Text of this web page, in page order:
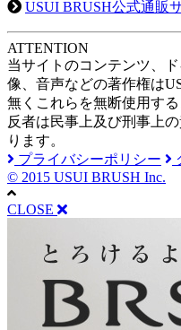
USUI BRUSH公式通販
ATTENTION
当サイトのコンテンツ、
像、音声などの著作権は
無くこれらを無断使用す
反者は民事上及び刑事上
ります。
プライバシーポリシー
© 2015 USUI BRUSH Inc.
CLOSE